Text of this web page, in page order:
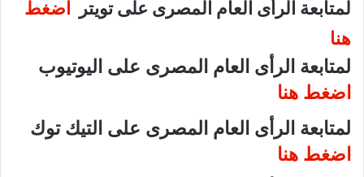
لمتابعة الرأى العام المصرى على تويتر
اضغط
هنا
لمتابعة الرأى العام المصرى على اليوتيوب
اضغط هنا
لمتابعة الرأى العام المصرى على التيك توك
اضغط هنا